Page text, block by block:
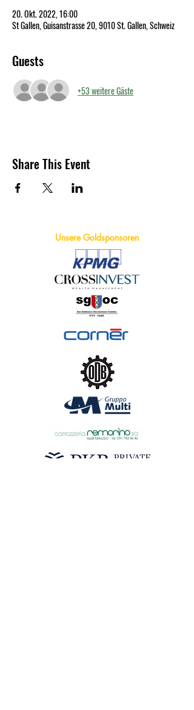
20. Okt. 2022, 16:00
St Gallen, Guisanstrasse 20, 9010 St. Gallen, Schweiz
Guests
+53 weitere Gäste
Share This Event
Unsere Goldsponsoren